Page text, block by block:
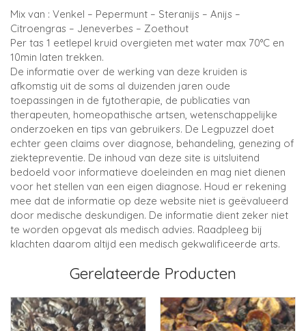
Mix van : Venkel – Pepermunt – Steranijs – Anijs –
Citroengras – Jeneverbes – Zoethout
Per tas 1 eetlepel kruid overgieten met water max 70°C en
10min laten trekken.
De informatie over de werking van deze kruiden is
afkomstig uit de soms al duizenden jaren oude
toepassingen in de fytotherapie, de publicaties van
therapeuten, homeopathische artsen, wetenschappelijke
onderzoeken en tips van gebruikers. De Legpuzzel doet
echter geen claims over diagnose, behandeling, genezing of
ziektepreventie. De inhoud van deze site is uitsluitend
bedoeld voor informatieve doeleinden en mag niet dienen
voor het stellen van een eigen diagnose. Houd er rekening
mee dat de informatie op deze website niet is geëvalueerd
door medische deskundigen. De informatie dient zeker niet
te worden opgevat als medisch advies. Raadpleeg bij
klachten daarom altijd een medisch gekwalificeerde arts.
Gerelateerde Producten